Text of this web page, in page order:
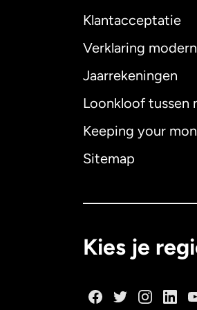
Klantacceptatie
Verklaring
Jaarrekeningen
Loonkloof tussen
Keeping your
Sitemap
Kies je